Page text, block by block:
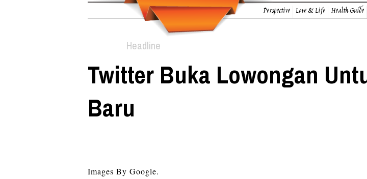
Perspective Love & Life Health Guide
Headline
Twitter Buka Lowongan
Baru
Images By Google.